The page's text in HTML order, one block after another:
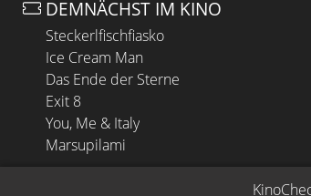
DEMNÄCHST IM KINO
Steckerlfischfiasko
Ice Cream Man
Das Ende der Sterne
Exit 8
You, Me & Italy
Marsupilami